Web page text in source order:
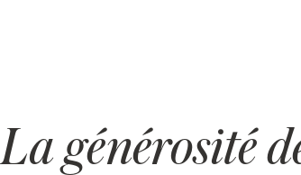
La générosité